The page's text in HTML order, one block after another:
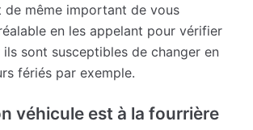
de même important de vous
en les appelant pour vérifier
ils sont susceptibles de changer en
fériés par exemple.
véhicule est à la fourrière